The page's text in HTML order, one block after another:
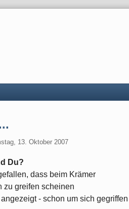
13. Oktober 2007
Du?
dass beim Krämer
zu greifen scheinen
- schon um sich gegriffen